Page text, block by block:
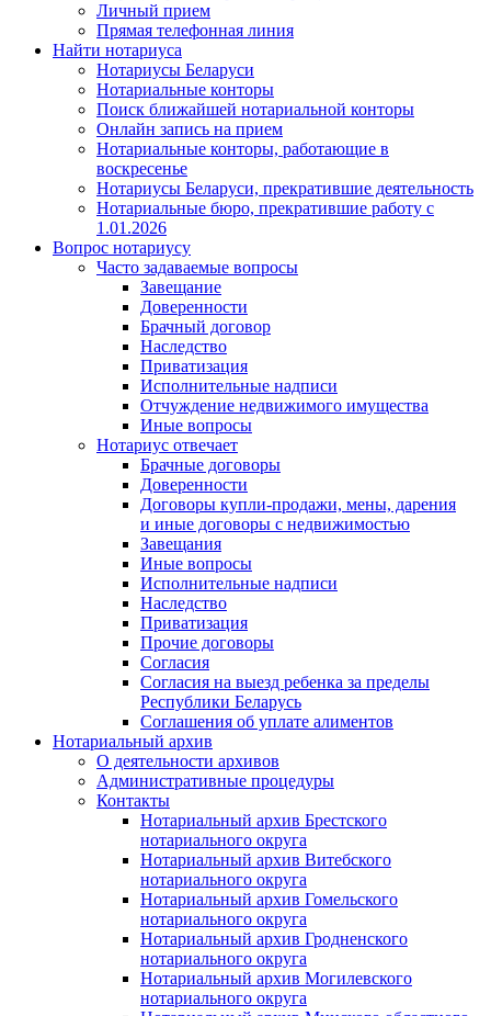
Личный прием
Прямая телефонная линия
Найти нотариуса
Нотариусы Беларуси
Нотариальные конторы
Поиск ближайшей нотариальной конторы
Онлайн запись на прием
Нотариальные конторы, работающие в
воскресенье
Нотариусы Беларуси, прекратившие деятельность
Нотариальные бюро, прекратившие работу с
1.01.2026
Вопрос нотариусу
Часто задаваемые вопросы
Завещание
Доверенности
Брачный договор
Наследство
Приватизация
Исполнительные надписи
Отчуждение недвижимого имущества
Иные вопросы
Нотариус отвечает
Брачные договоры
Доверенности
Договоры купли-продажи, мены, дарения
и иные договоры с недвижимостью
Завещания
Иные вопросы
Исполнительные надписи
Наследство
Приватизация
Прочие договоры
Согласия
Согласия на выезд ребенка за пределы
Республики Беларусь
Соглашения об уплате алиментов
Нотариальный архив
О деятельности архивов
Административные процедуры
Контакты
Нотариальный архив Брестского
нотариального округа
Нотариальный архив Витебского
нотариального округа
Нотариальный архив Гомельского
нотариального округа
Нотариальный архив Гродненского
нотариального округа
Нотариальный архив Могилевского
нотариального округа